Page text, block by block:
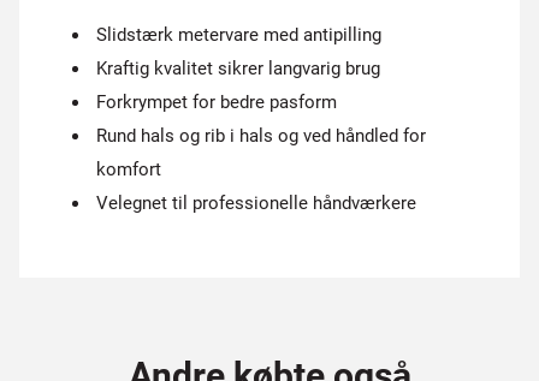
Slidstærk metervare med antipilling
Kraftig kvalitet sikrer langvarig brug
Forkrympet for bedre pasform
Rund hals og rib i hals og ved håndled for
komfort
Velegnet til professionelle håndværkere